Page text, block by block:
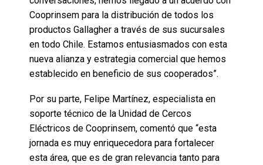
Cooprinsem para la distribución de todos los
productos Gallagher a través de sus sucursales
en todo Chile. Estamos entusiasmados con esta
nueva alianza y estrategia comercial que hemos
establecido en beneficio de sus cooperados”.
Por su parte, Felipe Martínez, especialista en
soporte técnico de la Unidad de Cercos
Eléctricos de Cooprinsem, comentó que “esta
jornada es muy enriquecedora para fortalecer
esta área, que es de gran relevancia tanto para